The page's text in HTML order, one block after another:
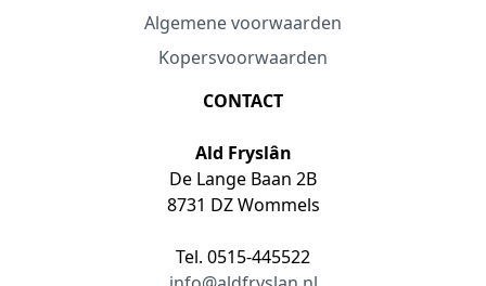
Algemene voorwaarden
Kopersvoorwaarden
CONTACT
Ald Fryslân
De Lange Baan 2B
8731 DZ Wommels
Tel. 0515-445522